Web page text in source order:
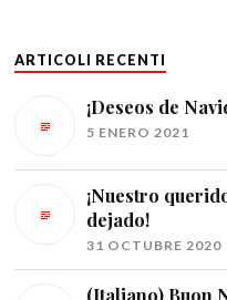
ARTICOLI RECENTI
¡Deseos de
5 ENERO 2021
¡Nuestro
dejado!
31 OCTUBRE 2020
(Italiano) Buon